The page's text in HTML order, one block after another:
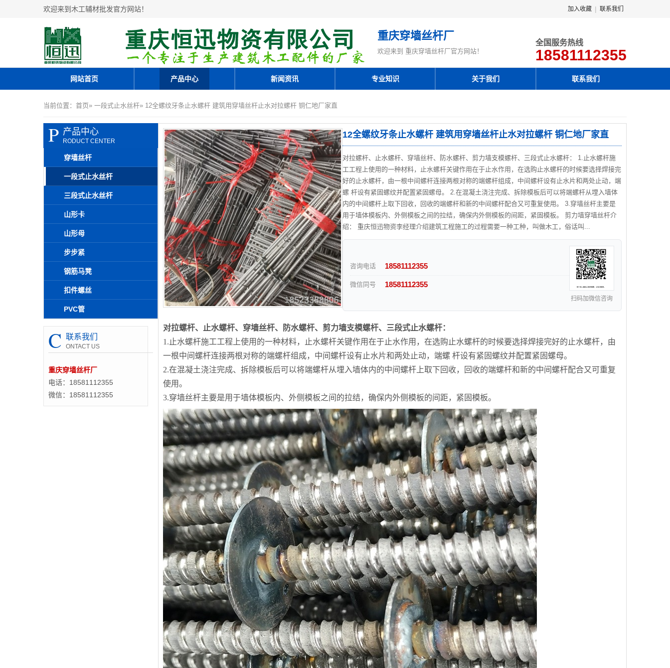
欢迎来到木工辅材批发官方网站！ 加入收藏 | 联系我们
重庆穿墙丝杆厂
欢迎来到 重庆穿墙丝杆厂官方网站！
全国服务热线
18581112355
网站首页 产品中心 新闻资讯 专业知识 关于我们 联系我们
当前位置： 首页» 一段式止水丝杆» 12全螺纹牙条止水螺杆 建筑用穿墙丝杆止水对拉螺杆 铜仁地厂家直
P 产品中心
RODUCT CENTER
穿墙丝杆
一段式止水丝杆
三段式止水丝杆
山形卡
山形母
步步紧
钢筋马凳
扣件螺丝
PVC管
C 联系我们
ONTACT US
重庆穿墙丝杆厂
电话：18581112355
微信：18581112355
12全螺纹牙条止水螺杆 建筑用穿墙丝杆止水对拉螺杆 铜仁地厂家直
对拉螺杆、止水螺杆、穿墙丝杆、防水螺杆、剪力墙支模螺杆、三段式止水螺杆： 1.止水螺杆施
工工程上使用的一种材料，止水螺杆关键作用在于止水作用，在选购止水螺杆的时候要选择焊接完
好的止水螺杆，由一根中间螺杆连接两根对称的端螺杆组成，中间螺杆设有止水片和两处止动，端
螺 杆设有紧固螺纹并配置紧固螺母。 2.在混凝土浇注完成、拆除模板后可以将端螺杆从埋入墙体
内的中间螺杆上取下回收，回收的端螺杆和新的中间螺杆配合又可重复使用。 3.穿墙丝杆主要是
用于墙体模板内、外侧模板之间的拉结，确保内外侧模板的间距，紧固模板。 剪力墙穿墙丝杆介
绍： 重庆恒迅物资李经理介绍建筑工程施工的过程需要一种工种，叫做木工，俗话叫...
咨询电话 18581112355
微信同号 18581112355
扫码加微信咨询
对拉螺杆、止水螺杆、穿墙丝杆、防水螺杆、剪力墙支模螺杆、三段式止水螺杆：
1.止水螺杆施工工程上使用的一种材料，止水螺杆关键作用在于止水作用，在选购止水螺杆的时候要选择焊接完好的止水螺杆，由
一根中间螺杆连接两根对称的端螺杆组成，中间螺杆设有止水片和两处止动，端螺 杆设有紧固螺纹并配置紧固螺母。
2.在混凝土浇注完成、拆除模板后可以将端螺杆从埋入墙体内的中间螺杆上取下回收，回收的端螺杆和新的中间螺杆配合又可重复
使用。
3.穿墙丝杆主要是用于墙体模板内、外侧模板之间的拉结，确保内外侧模板的间距，紧固模板。